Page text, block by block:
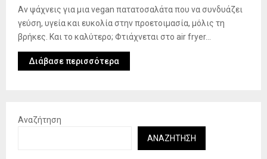
Αν ψάχνεις για μια vegan πατατοσαλάτα που να συνδυάζει
γεύση, υγεία και ευκολία στην προετοιμασία, μόλις τη
βρήκες. Και το καλύτερο; Φτιάχνεται στο air fryer...
Διάβασε περισσότερα
Αναζήτηση
ΑΝΑΖΉΤΗΣΗ